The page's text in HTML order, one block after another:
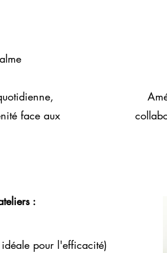
face aux
:
pour l'efficacité)